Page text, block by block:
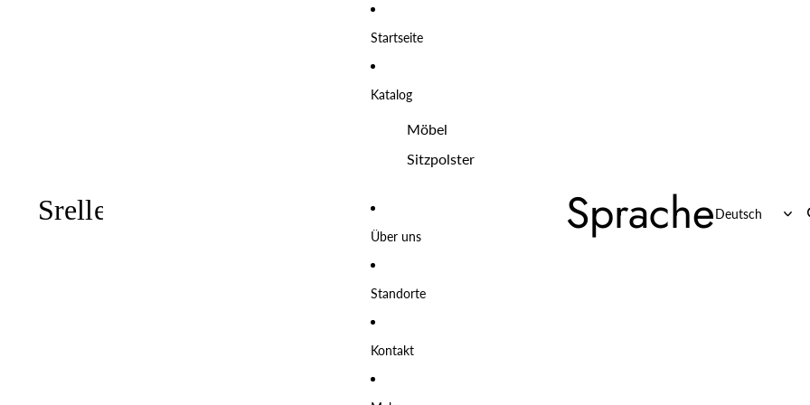
Startseite
Katalog
Möbel
Sitzpolster
Über uns
Standorte
Kontakt
Sprache